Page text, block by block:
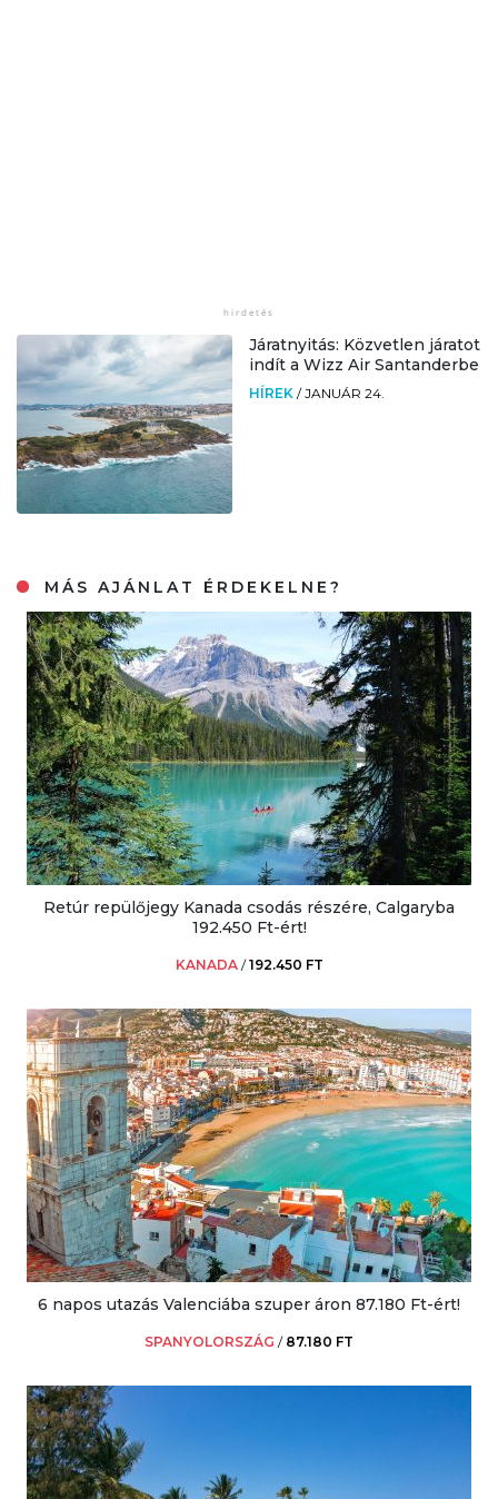
Járatnyitás: Közvetlen járatot
indít a Wizz Air Santanderbe
HÍREK /JANUÁR 24.
MÁS AJÁNLAT ÉRDEKELNE?
Retúr repülőjegy Kanada csodás részére, Calgaryba
192.450 Ft-ért!
KANADA /192.450 FT
6 napos utazás Valenciába szuper áron 87.180 Ft-ért!
SPANYOLORSZÁG / 87.180 FT